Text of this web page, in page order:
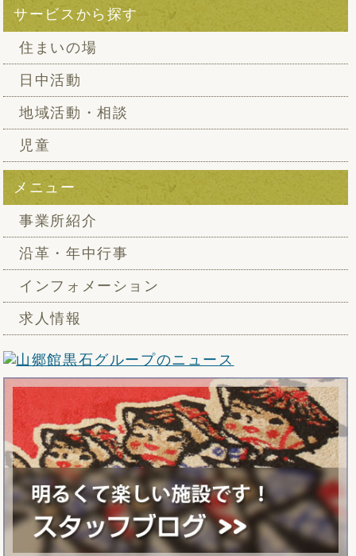
サービスから探す
住まいの場
日中活動
地域活動・相談
児童
メニュー
事業所紹介
沿革・年中行事
インフォメーション
求人情報